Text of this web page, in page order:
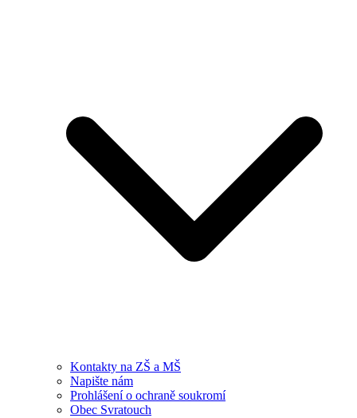
Kontakty na ZŠ a MŠ
Napište nám
Prohlášení o ochraně soukromí
Obec Svratouch